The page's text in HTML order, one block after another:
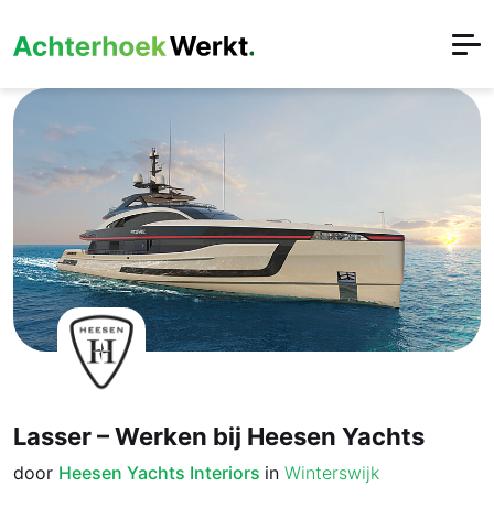
Lasser – Werken bij Heesen Yachts
door Heesen Yachts Interiors in Winterswijk